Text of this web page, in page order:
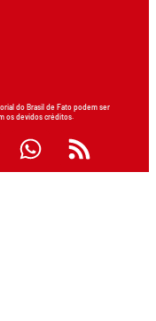
do Brasil de Fato podem ser
os devidos créditos.